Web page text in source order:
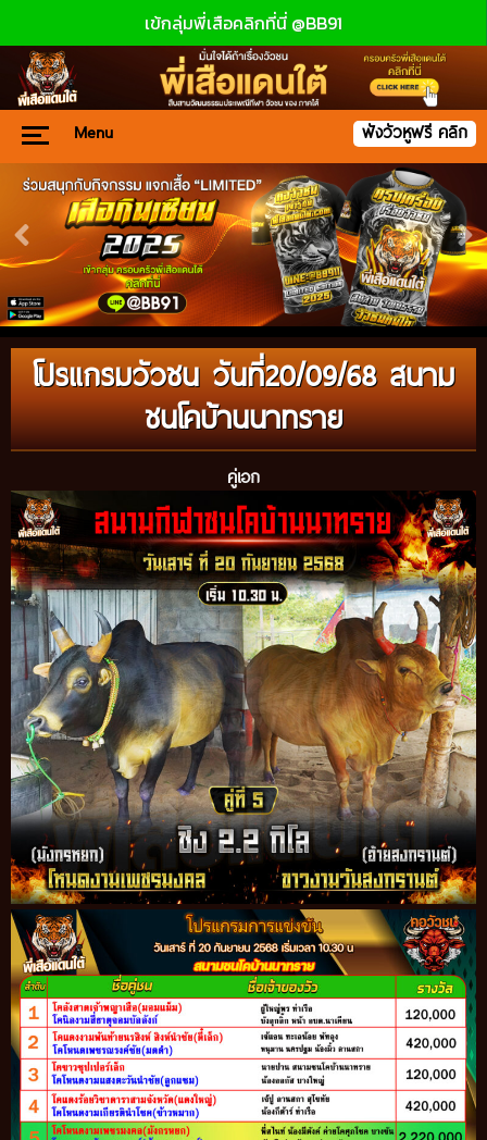
เข้กลุ่มพี่เสือคลิกที่นี่ @BB91
Menu ฟังวัวหูฟรี คลิก
โปรแกรมวัวชน วันที่20/09/68 สนาม
ชนโคบ้านนาทราย
คู่เอก